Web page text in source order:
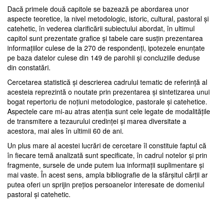
Dacă primele două capitole se bazează pe abordarea unor
aspecte teoretice, la nivel metodologic, istoric, cultural, pastoral şi
catehetic, în vederea clarificării subiectului abordat, în ultimul
capitol sunt prezentate grafice şi tabele care susţin prezentarea
informaţiilor culese de la 270 de respondenţi, ipotezele enunţate
pe baza datelor culese din 149 de parohii şi concluziile deduse
din constatări.
Cercetarea statistică şi descrierea cadrului tematic de referinţă al
acesteia reprezintă o noutate prin prezentarea şi sintetizarea unui
bogat repertoriu de noţiuni metodologice, pastorale şi catehetice.
Aspectele care mi-au atras atenţia sunt cele legate de modalităţile
de transmitere a tezaurului credinţei şi marea diversitate a
acestora, mai ales în ultimii 60 de ani.
Un plus mare al acestei lucrări de cercetare îl constituie faptul că
în fiecare temă analizată sunt specificate, în cadrul notelor şi prin
fragmente, sursele de unde putem lua informaţii suplimentare şi
mai vaste. În acest sens, ampla bibliografie de la sfârşitul cărţii ar
putea oferi un sprijin preţios persoanelor interesate de domeniul
pastoral şi catehetic.